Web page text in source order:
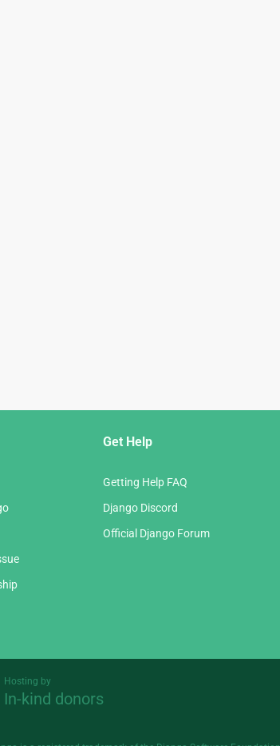
Get Help
Getting Help FAQ
Django Discord
Official Django Forum
Hosting by
In-kind donors